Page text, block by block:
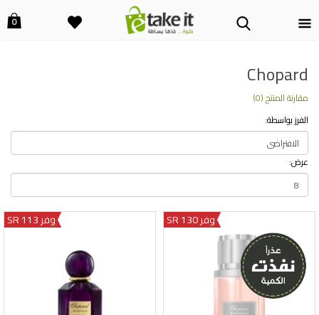
0
Chopard
مقارنة المنتج (0)
الفرز بواسطة:
عرض:
وفر 130 SR وفر 113 SR